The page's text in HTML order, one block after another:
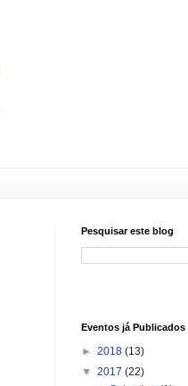
Pesquisar este blog
Eventos já Publicados
► 2018 (13)
▼ 2017 (22)